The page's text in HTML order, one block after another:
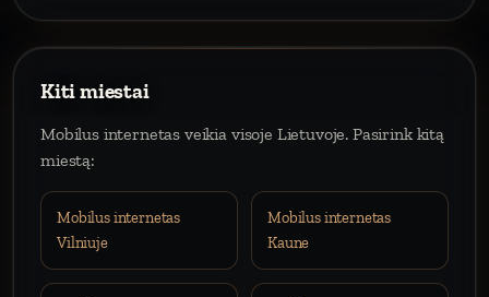
Kiti miestai
Mobilus internetas veikia visoje Lietuvoje. Pasirink kitą
miestą:
Mobilus internetas
Vilniuje
Mobilus internetas
Kaune